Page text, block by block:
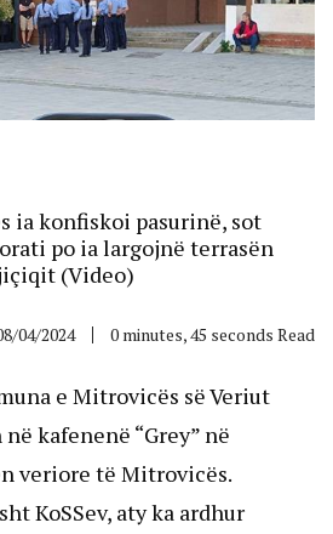
ia konfiskoi pasurinë, sot
po ia largojnë terrasën
(Video)
04/2024 0 minutes, 45 seconds Read
e Mitrovicës së Veriut
kafenenë “Grey” në
veriore të Mitrovicës.
KoSSev, aty ka ardhur